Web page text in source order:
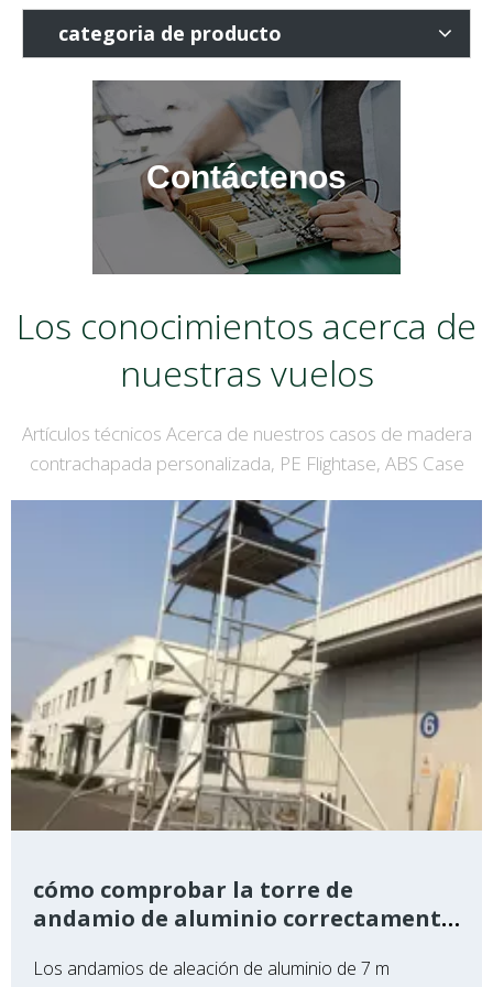
transporte.El formato de
maletín proporciona una
estética profesional,
transformando un simple
portaherramientas en una
pieza llamativa que refleja
el compromiso del
propietario con la calidad y
la organización.
categoria de producto
Contáctenos
Los conocimientos acerca de
nuestras vuelos
Artículos técnicos Acerca de nuestros casos de madera
contrachapada personalizada, PE Flightase, ABS Case
cómo comprobar la torre de
andamio de aluminio correctamente
Los andamios de aleación de aluminio de 7 m